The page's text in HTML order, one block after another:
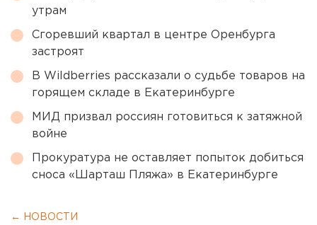
утрам
Сгоревший квартал в центре Оренбурга
застроят
В Wildberries рассказали о судьбе товаров на
горящем складе в Екатеринбурге
МИД призвал россиян готовиться к затяжной
войне
Прокуратура не оставляет попыток добиться
сноса «Шарташ Пляжа» в Екатеринбурге
← НОВОСТИ